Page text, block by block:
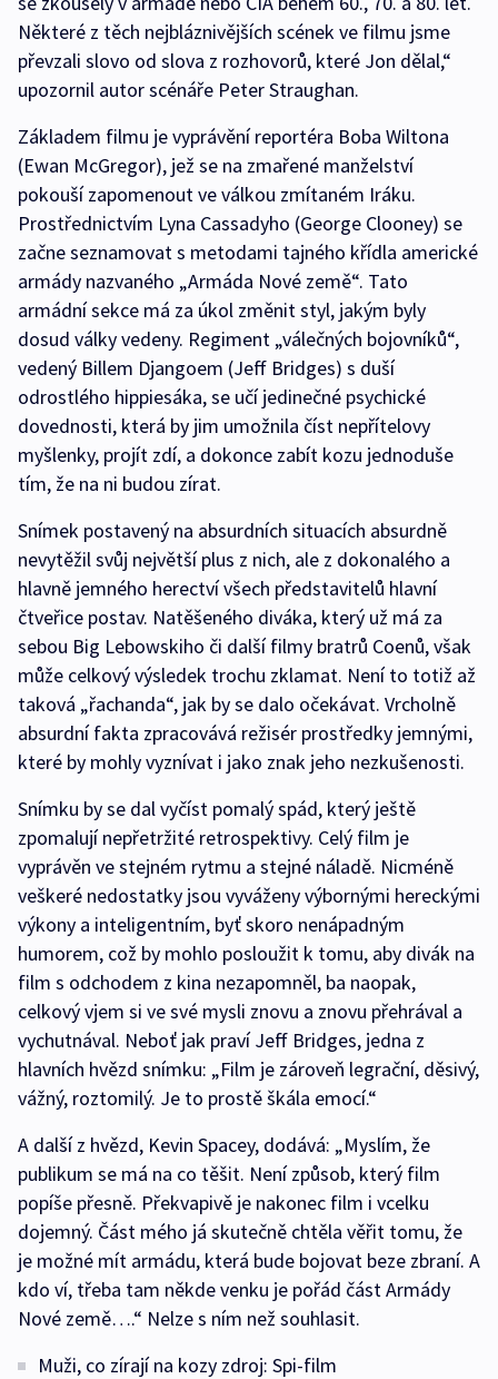
Některé z těch nejbláznivějších scének ve filmu jsme
převzali slovo od slova z rozhovorů, které Jon dělal,“
upozornil autor scénáře Peter Straughan.
Základem filmu je vyprávění reportéra Boba Wiltona
(Ewan McGregor), jež se na zmařené manželství
pokouší zapomenout ve válkou zmítaném Iráku.
Prostřednictvím Lyna Cassadyho (George Clooney) se
začne seznamovat s metodami tajného křídla americké
armády nazvaného „Armáda Nové země“. Tato
armádní sekce má za úkol změnit styl, jakým byly
dosud války vedeny. Regiment „válečných bojovníků“,
vedený Billem Djangoem (Jeff Bridges) s duší
odrostlého hippiesáka, se učí jedinečné psychické
dovednosti, která by jim umožnila číst nepřítelovy
myšlenky, projít zdí, a dokonce zabít kozu jednoduše
tím, že na ni budou zírat.
Snímek postavený na absurdních situacích absurdně
nevytěžil svůj největší plus z nich, ale z dokonalého a
hlavně jemného herectví všech představitelů hlavní
čtveřice postav. Natěšeného diváka, který už má za
sebou Big Lebowskiho či další filmy bratrů Coenů, však
může celkový výsledek trochu zklamat. Není to totiž až
taková „řachanda“, jak by se dalo očekávat. Vrcholně
absurdní fakta zpracovává režisér prostředky jemnými,
které by mohly vyznívat i jako znak jeho nezkušenosti.
Snímku by se dal vyčíst pomalý spád, který ještě
zpomalují nepřetržité retrospektivy. Celý film je
vyprávěn ve stejném rytmu a stejné náladě. Nicméně
veškeré nedostatky jsou vyváženy výbornými hereckými
výkony a inteligentním, byť skoro nenápadným
humorem, což by mohlo posloužit k tomu, aby divák na
film s odchodem z kina nezapomněl, ba naopak,
celkový vjem si ve své mysli znovu a znovu přehrával a
vychutnával. Neboť jak praví Jeff Bridges, jedna z
hlavních hvězd snímku: „Film je zároveň legrační, děsivý,
vážný, roztomilý. Je to prostě škála emocí.“
A další z hvězd, Kevin Spacey, dodává: „Myslím, že
publikum se má na co těšit. Není způsob, který film
popíše přesně. Překvapivě je nakonec film i vcelku
dojemný. Část mého já skutečně chtěla věřit tomu, že
je možné mít armádu, která bude bojovat beze zbraní. A
kdo ví, třeba tam někde venku je pořád část Armády
Nové země….“ Nelze s ním než souhlasit.
Muži, co zírají na kozy zdroj: Spi-film